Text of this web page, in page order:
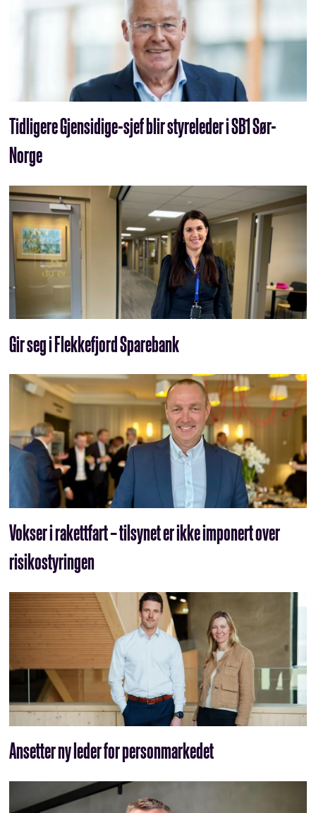
Tidligere Gjensidige-sjef blir styreleder i SB1 Sør-
Norge
Gir seg i Flekkefjord Sparebank
Vokser i rakettfart – tilsynet er ikke imponert over
risikostyringen
Ansetter ny leder for personmarkedet